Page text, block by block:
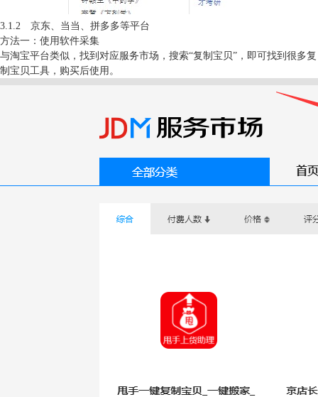
3.1.2 京东、当当、拼多多等平台
方法一：使用软件采集
与淘宝平台类似，找到对应服务市场，搜索“复制宝贝”，即可找到很多复
制宝贝工具，购买后使用。